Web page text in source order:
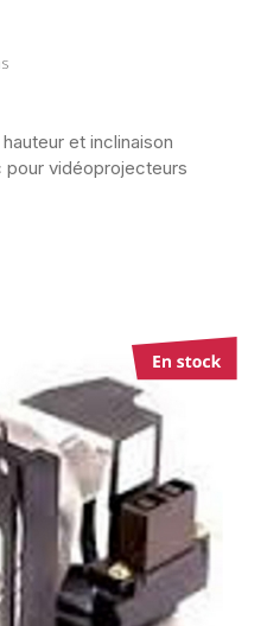
et inclinaison
vidéoprojecteurs